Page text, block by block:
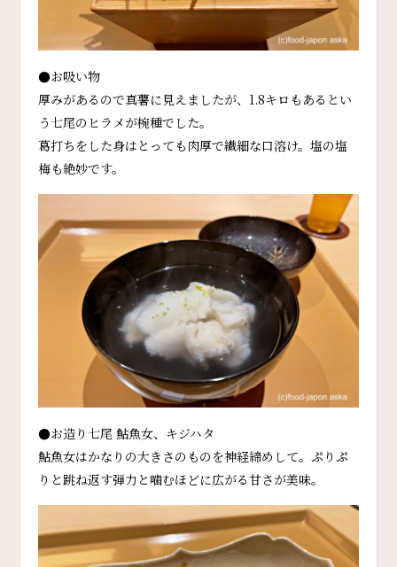
●お吸い物
厚みがあるので真薯に見えましたが、1.8キロもあるとい
う七尾のヒラメが椀種でした。
葛打ちをした身はとっても肉厚で繊細な口溶け。塩の塩
梅も絶妙です。
●お造り七尾 鮎魚女、キジハタ
鮎魚女はかなりの大きさのものを神経締めして。ぷりぷ
りと跳ね返す弾力と噛むほどに広がる甘さが美味。